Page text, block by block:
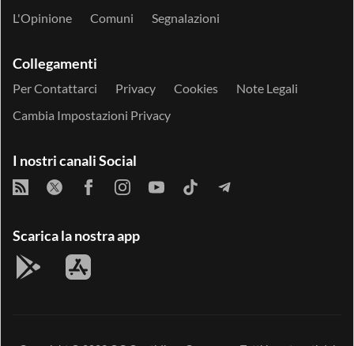
L'Opinione
Comuni Segnalazioni
Collegamenti
Per Contattarci Privacy Cookies
Note Legali
Cambia Impostazioni Privacy
I nostri canali Social
Scarica la nostra app